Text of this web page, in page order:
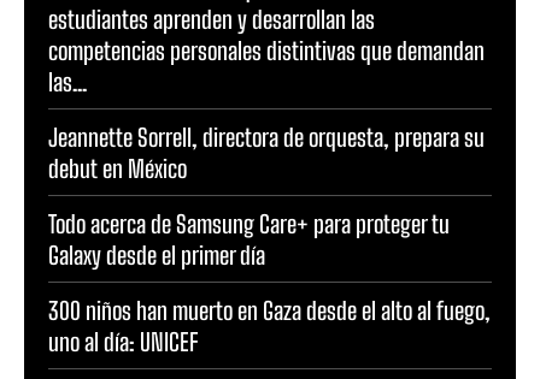
estudiantes aprenden y desarrollan las
competencias personales distintivas que demandan
las...
Jeannette Sorrell, directora de orquesta, prepara su
debut en México
Todo acerca de Samsung Care+ para proteger tu
Galaxy desde el primer día
300 niños han muerto en Gaza desde el alto al fuego,
uno al día: UNICEF